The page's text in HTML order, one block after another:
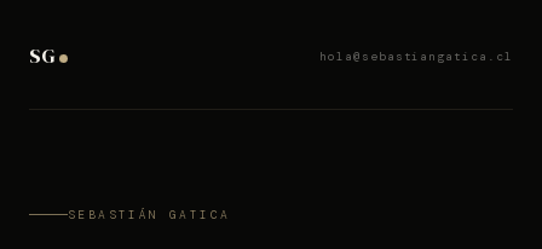
SG hola@sebastiangatica.cl
SEBASTIÁN GATICA